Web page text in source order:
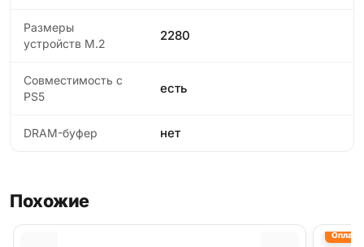
Размеры
устройств M.2
2280
Совместимость с
PS5
есть
DRAM-буфер нет
Похожие
Оплата